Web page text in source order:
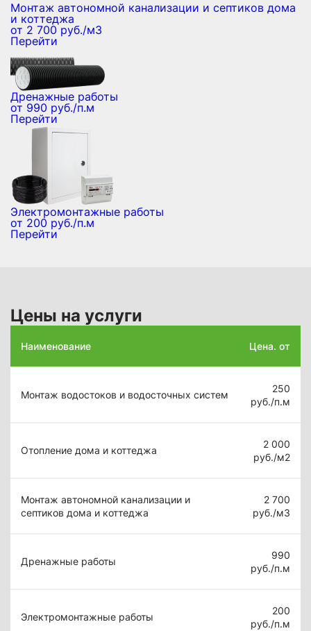
Монтаж автономной канализации и септиков дома
и коттеджа
от 2 700 руб./м3
Перейти
Дренажные работы
от 990 руб./п.м
Перейти
Электромонтажные работы
от 200 руб./п.м
Перейти
Цены на услуги
Наименование Цена. от
Монтаж водостоков и водосточных систем
250
руб./п.м
Отопление дома и коттеджа
2 000
руб./м2
Монтаж автономной канализации и
септиков дома и коттеджа
2 700
руб./м3
Дренажные работы
990
руб./п.м
Электромонтажные работы
200
руб./п.м